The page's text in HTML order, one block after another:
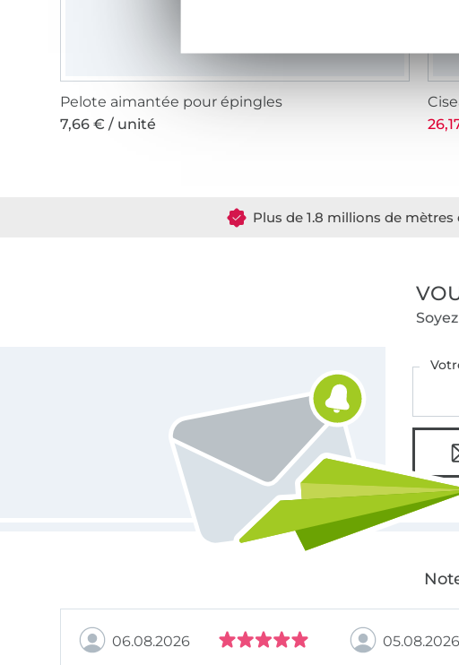
Pelote aimantée pour épingles
7,66 € / unité
Plus de 1.8 millions de
06.08.2026
05.08.2026